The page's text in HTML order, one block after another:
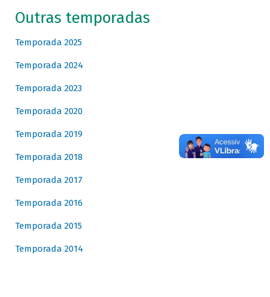
Outras temporadas
Temporada 2025
Temporada 2024
Temporada 2023
Temporada 2020
Temporada 2019
Temporada 2018
Temporada 2017
Temporada 2016
Temporada 2015
Temporada 2014